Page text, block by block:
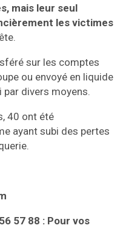
mais leur seul
les victimes
sur les comptes
ou envoyé en liquide
par divers moyens.
40 ont été
ayant subi des pertes
57 88 : Pour vos